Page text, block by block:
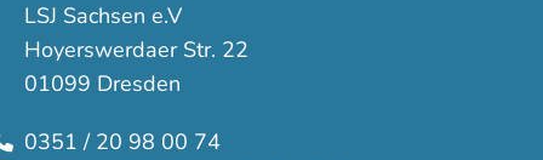
LSJ Sachsen e.V
Hoyerswerdaer Str. 22
01099 Dresden
0351 / 20 98 00 74